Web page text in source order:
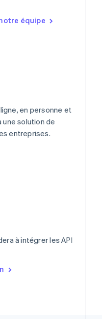
équipe
en personne et
une solution de
entreprises.
à intégrer les API